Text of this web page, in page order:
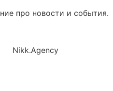
про новости и события.
Nikk.Agency